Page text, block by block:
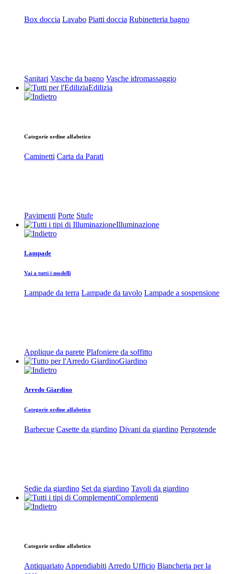
Box doccia Lavabo Piatti doccia Rubinetteria bagno
Sanitari Vasche da bagno Vasche idromassaggio
Edilizia
Categorie ordine alfabetico
Caminetti Carta da Parati
Pavimenti Porte Stufe
Illuminazione
Lampade
Vai a tutti i modelli
Lampade da terra Lampade da tavolo Lampade a sospensione
Applique da parete Plafoniere da soffitto
Giardino
Arredo Giardino
Categorie ordine alfabetico
Barbecue Casette da giardino Divani da giardino Pergotende
Sedie da giardino Set da giardino Tavoli da giardino
Complementi
Categorie ordine alfabetico
Antiquariato Appendiabiti Arredo Ufficio Biancheria per la